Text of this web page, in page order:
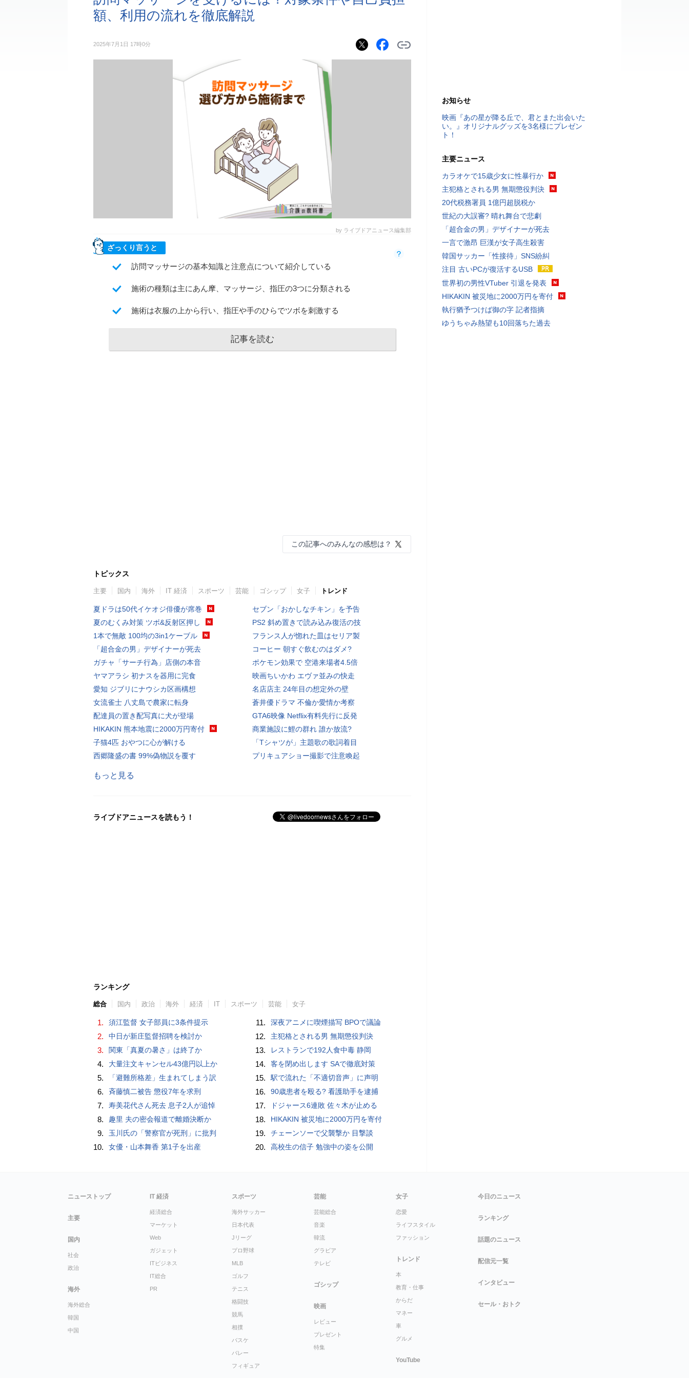
額、利用の流れを徹底解説
2025年7月1日 17時0分
by ライブドアニュース編集部
ざっくり言うと
訪問マッサージの基本知識と注意点について紹介している
施術の種類は主にあん摩、マッサージ、指圧の3つに分類される
施術は衣服の上から行い、指圧や手のひらでツボを刺激する
記事を読む
この記事へのみんなの感想は？
トピックス
主要 国内 海外 IT 経済 スポーツ 芸能 ゴシップ 女子 トレンド
夏ドラは50代イケオジ俳優が席巻
夏のむくみ対策 ツボ&反射区押し
1本で無敵 100均の3in1ケーブル
「超合金の男」デザイナーが死去
ガチャ「サーチ行為」店側の本音
ヤマアラシ 初ナスを器用に完食
愛知 ジブリにナウシカ区画構想
女流雀士 八丈島で農家に転身
配達員の置き配写真に犬が登場
HIKAKIN 熊本地震に2000万円寄付
子猫4匹 おやつに心が解ける
西郷隆盛の書 99%偽物説を覆す
セブン「おかしなチキン」を予告
PS2 斜め置きで読み込み復活の技
フランス人が惚れた皿はセリア製
コーヒー 朝すぐ飲むのはダメ?
ポケモン効果で 空港来場者4.5倍
映画ちいかわ エヴァ並みの快走
名店店主 24年目の想定外の壁
蒼井優ドラマ 不倫か愛情か考察
GTA6映像 Netflix有料先行に反発
商業施設に鯉の群れ 誰か放流?
「Tシャツが」主題歌の歌詞着目
プリキュアショー撮影で注意喚起
もっと見る
ライブドアニュースを読もう！
ランキング
総合 国内 政治 海外 経済 IT スポーツ 芸能 女子
1. 須江監督 女子部員に3条件提示
2. 中日が新庄監督招聘を検討か
3. 関東「真夏の暑さ」は終了か
4. 大量注文キャンセル43億円以上か
5. 「避難所格差」生まれてしまう訳
6. 斉藤慎二被告 懲役7年を求刑
7. 寿美花代さん死去 息子2人が追悼
8. 趣里 夫の密会報道で離婚決断か
9. 玉川氏の「警察官が死刑」に批判
10. 女優・山本舞香 第1子を出産
11. 深夜アニメに喫煙描写 BPOで議論
12. 主犯格とされる男 無期懲役判決
13. レストランで192人食中毒 静岡
14. 客を閉め出します SAで徹底対策
15. 駅で流れた「不適切音声」に声明
16. 90歳患者を殴る? 看護助手を逮捕
17. ドジャース6連敗 佐々木が止める
18. HIKAKIN 被災地に2000万円を寄付
19. チェーンソーで父襲撃か 目撃談
20. 高校生の信子 勉強中の姿を公開
お知らせ
映画『あの星が降る丘で、君とまた出会いた
い。』オリジナルグッズを3名様にプレゼン
ト！
主要ニュース
カラオケで15歳少女に性暴行か
主犯格とされる男 無期懲役判決
20代税務署員 1億円超脱税か
世紀の大誤審? 晴れ舞台で悲劇
「超合金の男」デザイナーが死去
一言で激昂 巨漢が女子高生殺害
韓国サッカー「性接待」SNS紛糾
注目 古いPCが復活するUSB
世界初の男性VTuber 引退を発表
HIKAKIN 被災地に2000万円を寄付
執行猶予つけば御の字 記者指摘
ゆうちゃみ熱望も10回落ちた過去
ニューストップ
主要
国内
社会
政治
海外
海外総合
韓国
中国
IT 経済
経済総合
マーケット
Web
ガジェット
ITビジネス
IT総合
PR
スポーツ
海外サッカー
日本代表
Jリーグ
プロ野球
MLB
ゴルフ
テニス
格闘技
競馬
相撲
バスケ
バレー
フィギュア
芸能
芸能総合
音楽
韓流
グラビア
テレビ
ゴシップ
映画
レビュー
プレゼント
特集
女子
恋愛
ライフスタイル
ファッション
トレンド
本
教育・仕事
からだ
マネー
車
グルメ
YouTube
今日のニュース
ランキング
話題のニュース
配信元一覧
インタビュー
セール・おトク